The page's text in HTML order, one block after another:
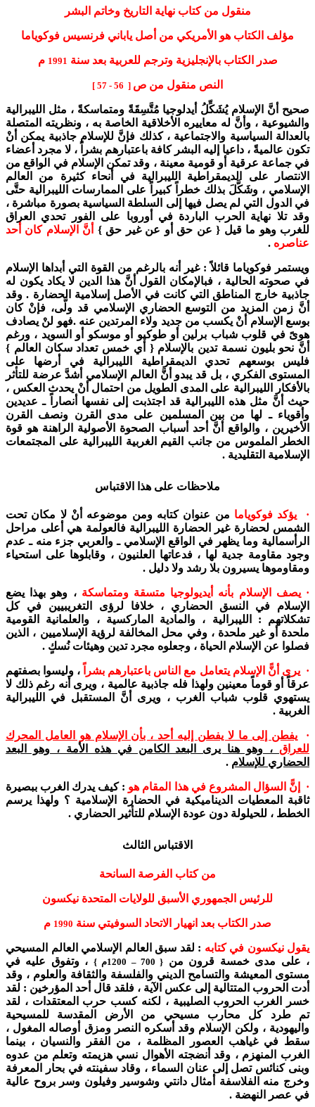
منقول من كتاب نهاية التاريخ وخاتم البشر
مؤلف الكتاب هو الأمريكي من أصل ياباني فرنسيس فوكوياما
صدر الكتاب بالإنجليزية وترجم للعربية بعد سنة 1991 م
النص منقول من ص [ 56 - 57 ]
صحيح أنَّ الإسلام يُشَكِّلُ أيدلوجيا مُتَّسِقَةً ومتماسكةً ، مثل الليبرالية
والشيوعية ، وأنَّ له معاييره الأخلاقية الخاصة به ، ونظريته المتصلة
بالعدالة السياسية والاجتماعية ، كذلك فإنَّ للإسلام جاذبية يمكن أنْ
تكون عالميةً ، داعيا إليه البشر كافة باعتبارهم بشراً ، لا مجرد أعضاء
في جماعة عرقية أو قومية معينة ، وقد تمكن الإسلام في الواقع من
الانتصار على الديمقراطية الليبرالية في أنحاء كثيرة من العالم
الإسلامي ، وشَكَّلَ بذلك خطراً كبيراً على الممارسات الليبرالية حتَّى
في الدول التي لم يصل فيها إلى السلطة السياسية بصورة مباشرة ،
وقد تلا نهاية الحرب الباردة في أوروبا على الفور تحدي العراق
للغرب وهو ما قيل { عن حق أو عن غير حق } أنَّ الإسلام كان أحد
عناصره .
ويستمر فوكوياما قائلاً : غير أنه بالرغم من القوة التي أبداها الإسلام
في صحوته الحالية ، فبالإمكان القول أنَّ هذا الدين لا يكاد يكون له
جاذبية خارج المناطق التي كانت في الأصل إسلامية الحضارة . وقد
أنَّ زمن المزيد من التوسع الحضاري الإسلامي قد ولَّى، فإنْ كان
بوسع الإسلام أنْ يكسب من جديد ولاء المرتدين عنه .فهو لنْ يصادف
هوىً في قلوب شباب برلين أو طوكيو أو موسكو أو السويد ، ورغم
أنَّ نحو بليون نسمة تدين بالإسلام { أي خمس تعداد سكان العالم }
فليس بوسعهم تحدي الديمقراطية الليبرالية في أرضها على
المستوى الفكري ، بل قد يبدو أنَّ العالم الإسلامي أشدَّ عرضة للتأثر
بالأفكار الليبرالية على المدى الطويل من احتمال أنْ يحدث العكس ،
حيث أنَّ مثل هذه الليبرالية قد اجتذبت إلى نفسها أنصاراً ـ عديدين
وأقوياء ـ لها من بين المسلمين على مدى القرن ونصف القرن
الأخيرين ، والواقع أنَّ أحد أسباب الصحوة الأصولية الراهنة هو قوة
الخطر الملموس من جانب القيم الغربية الليبرالية على المجتمعات
الإسلامية التقليدية .
ملاحظات على هذا الاقتباس
· يؤكد فوكوياما من عنوان كتابه ومن موضوعه أنْ لا مكان تحت
الشمس لحضارة غير الحضارة الليبرالية فالعولمة هي أعلى مراحل
الرأسمالية وما يظهر في الواقع الإسلامي ـ والعربي جزء منه ـ عدم
وجود مقاومة جدية لها ، فدعاتها العلنيون ، وقابلوها على استحياء
ومقاوموها يسيرون بلا رشد ولا دليل .
· يصف الإسلام بأنه أيديولوجيا متسقة ومتماسكة ، وهو بهذا يضع
الإسلام في النسق الحضاري ، خلافا لرؤى التغريبيين في كل
تشكلاتهم : الليبرالية ، والمادية الماركسية ، والعلمانية القومية
ملحدة أو غير ملحدة ، وفي محل المخالفة لرؤية الإسلاميين ، الذين
فصلوا عن الإسلام الحياة ، وجعلوه مجرد تدين وهيئات نُسكٍ .
· يرى أنًّ الإسلام يتعامل مع الناس باعتبارهم بشراً
، وليسوا بصفتهم
عرقاً أو قوماً معينين ولهذا فله جاذبية عالمية ، ويرى أنه رغم ذلك لا
يستهوي قلوب شباب الغرب ، ويرى أنَّ المستقبل في الليبرالية
الغربية .
· يفطن إلى ما لا يفطن إليه أحد ، بأن الإسلام هو العامل المحرك
للعراق ، وهو هنا يرى البعد الكامن في هذه الأمة ، وهو البعد
الحضاري للإسلام .
· إنًّ السؤال المشروع في هذا المقام هو : كيف يدرك الغرب ببصيرة
ثاقبة المعطيات الديناميكية في الحضارة الإسلامية ؟ ولهذا يرسم
الخطط ، للحيلولة دون عودة الإسلام للتأثير الحضاري .
الاقتباس الثالث
من كتاب الفرصة السانحة
للرئيس الجمهوري الأسبق للولايات المتحدة نيكسون
صدر الكتاب بعد انهيار الاتحاد السوفيتي سنة 1990 م
يقول نيكسون في كتابه : لقد سبق العالم الإسلامي العالم المسيحي
، على مدى خمسة قرون من { 700 – 1200م }
، وتفوق عليه في
مستوى المعيشة والتسامح الديني والفلسفة والثقافة والعلوم ، وقد
أدت الحروب المتتالية إلى عكس الآية ، فلقد قال أحد المؤرخين : لقد
خسر الغرب الحروب الصليبية ، لكنه كسب حرب المعتقدات ، لقد
تم طرد كل محارب مسيحي من الأرض المقدسة للمسيحية
واليهودية ، ولكن الإسلام وقد أسكره النصر ومزق أوصاله المغول ،
سقط في غياهب العصور المظلمة ، من الفقر والنسيان ، بينما
الغرب المنهزم ، وقد أنضجته الأهوال نسي هزيمته وتعلم من عدوه
وبنى كنائس تصل إلى عنان السماء ، وقاد سفينته في بحار المعرفة
وخرج منه الفلاسفة أمثال دانتي وشوسير وفيلون وسر بروح عالية
في عصر النهضة .